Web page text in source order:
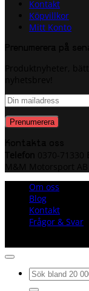
Kontakt
Köpvillkor
Mitt Konto
Om oss
Blog
Kontakt
Frågor & Svar
Sök
efter: